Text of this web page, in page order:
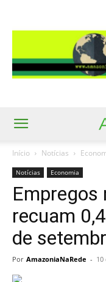
Início Notícias
Notícias Economia
Empregos
recuam
de
Por AmazoniaNaRede - 10